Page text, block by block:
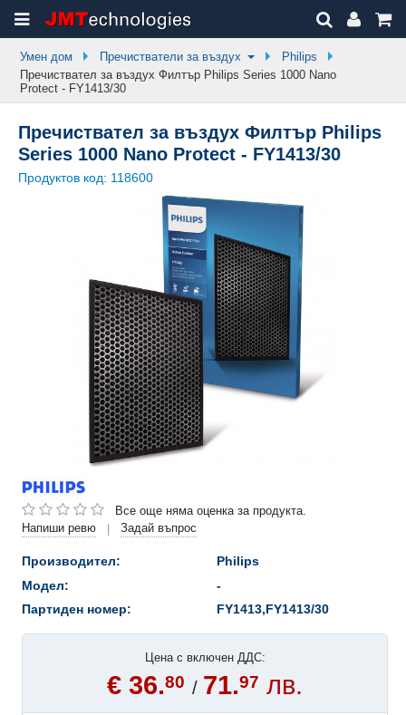
Умен дом Пречистватели за въздух
Philips
Пречиствател за въздух Филтър Philips Series 1000 Nano
Protect - FY1413/30
Пречиствател за въздух Филтър Philips
Series 1000 Nano Protect - FY1413/30
Продуктов код: 118600
Все още няма оценка за продукта.
Напиши ревю
| Задай въпрос
Производител:
Philips
Модел:
-
Партиден номер:
FY1413,FY1413/30
Цена с включен ДДС:
€ 36.80 / 71.97 лв.